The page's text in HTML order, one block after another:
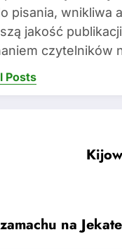
pisania, wnikliwa
jakość
czytelników
Posts
na